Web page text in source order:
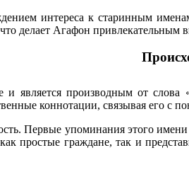
интереса к старинным
делает Агафон привлекательным
является производным от слова
коннотации, связывая его с
Первые упоминания этого
простые граждане, так и